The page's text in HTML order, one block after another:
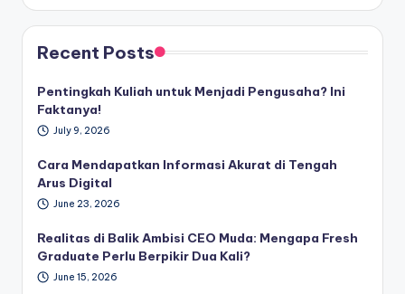
Recent Posts
Pentingkah Kuliah untuk Menjadi Pengusaha? Ini
Faktanya!
July 9, 2026
Cara Mendapatkan Informasi Akurat di Tengah
Arus Digital
June 23, 2026
Realitas di Balik Ambisi CEO Muda: Mengapa Fresh
Graduate Perlu Berpikir Dua Kali?
June 15, 2026